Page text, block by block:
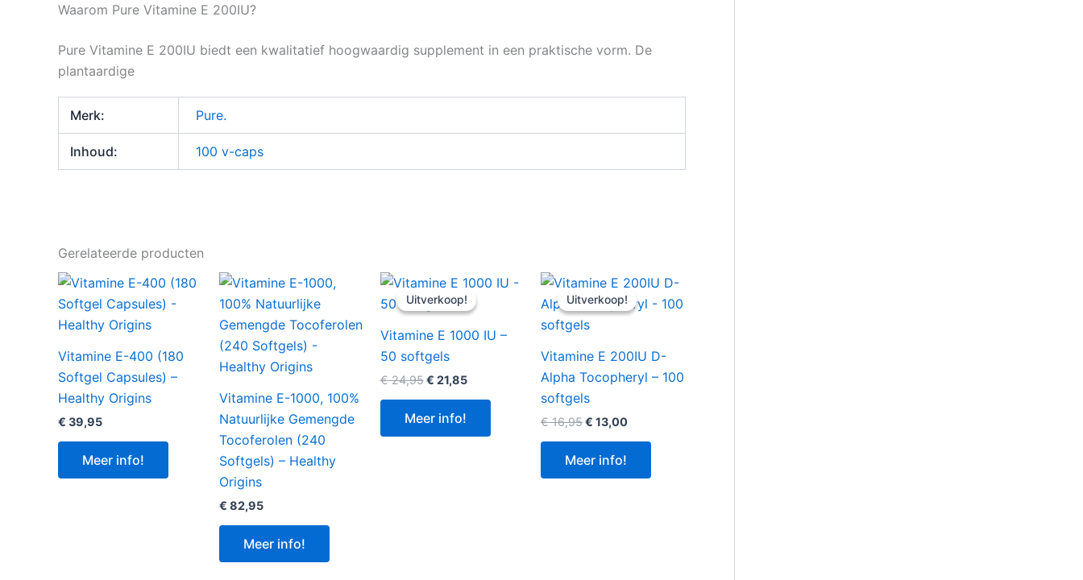
Waarom Pure Vitamine E 200IU?
Pure Vitamine E 200IU biedt een kwalitatief hoogwaardig supplement in een praktische vorm. De
plantaardige
Merk: Pure.
Inhoud: 100 v-caps
Gerelateerde producten
Vitamine E-400 (180
Softgel Capsules) –
Healthy Origins
€ 39,95
Meer info!
Vitamine E-1000, 100%
Natuurlijke Gemengde
Tocoferolen (240
Softgels) – Healthy
Origins
€ 82,95
Meer info!
Uitverkoop!
Uitverkoop!
Vitamine E 1000 IU –
50 softgels
€24,95 Oorspronkelijke
€ 24,95.
€ 21,85Huidige
Meer info!
Uitverkoop!
Uitverkoop!
Vitamine E 200IU D-
Alpha Tocopheryl – 100
softgels
€16,95Oorspronkelijke
€ 16,95.
€ 13,00Huidige
Meer info!